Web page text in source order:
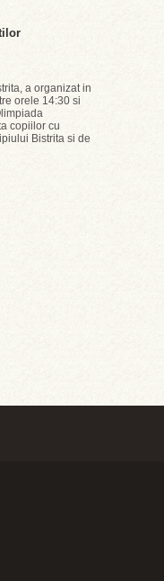
a organizat in
orele 14:30 si
copiilor cu
Bistrita si de